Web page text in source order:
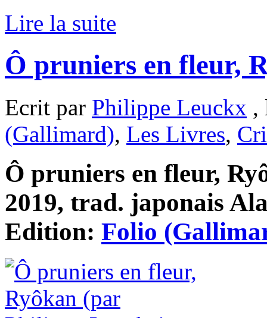
Lire la suite
Ô pruniers en fleur,
Ecrit par Philippe Leuckx ,
(Gallimard), Les Livres,
Ô pruniers en fleur,
2019, trad. japonais
Edition: Folio